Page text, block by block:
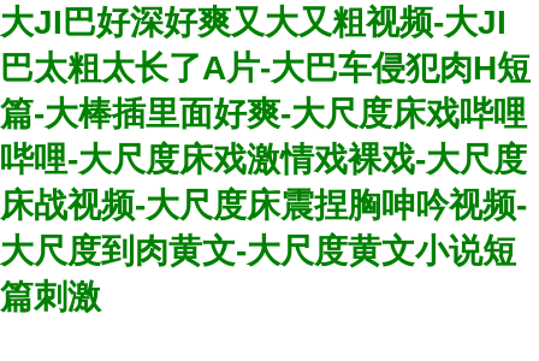
大JI巴好深好爽又大又粗视频-大JI
巴太粗太长了A片-大巴车侵犯肉H短
篇-大棒插里面好爽-大尺度床戏哔哩
哔哩-大尺度床戏激情戏裸戏-大尺度
床战视频-大尺度床震捏胸呻吟视频-
大尺度到肉黄文-大尺度黄文小说短
篇刺激